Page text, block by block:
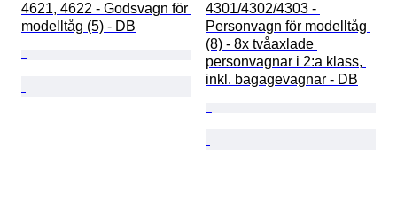
4621, 4622 - Godsvagn för
modelltåg (5) - DB
4301/4302/4303 -
Personvagn för modelltåg
(8) - 8x tvåaxlade
personvagnar i 2:a klass,
inkl. bagagevagnar - DB